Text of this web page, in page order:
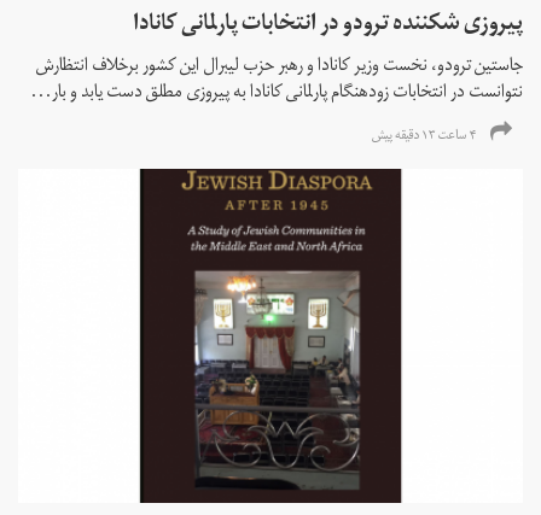
پیروزی شکننده ترودو در انتخابات پارلمانی کانادا
جاستین ترودو، نخست وزیر کانادا و رهبر حزب لیبرال این کشور برخلاف انتظارش
نتوانست در انتخابات زود‌هنگام پارلمانی کانادا به پیروزی مطلق دست یابد و بار...
۴ ساعت ۱۳ دقیقه پیش